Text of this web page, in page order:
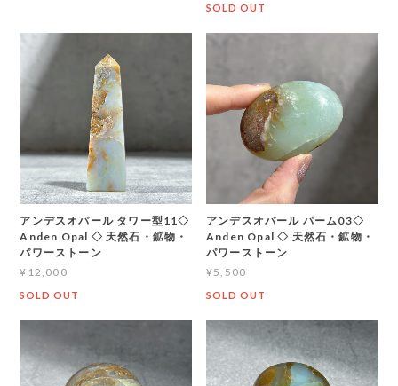
SOLD OUT
アンデスオパール タワー型11◇
Anden Opal ◇ 天然石・鉱物・
パワーストーン
¥12,000
SOLD OUT
アンデスオパール パーム03◇
Anden Opal ◇ 天然石・鉱物・
パワーストーン
¥5,500
SOLD OUT